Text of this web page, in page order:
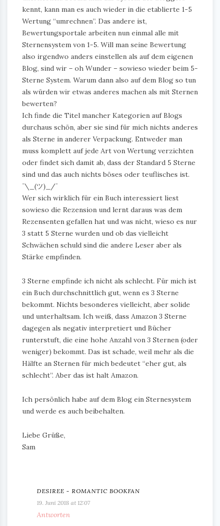
kennt, kann man es auch wieder in die etablierte 1-5
Wertung “umrechnen”. Das andere ist,
Bewertungsportale arbeiten nun einmal alle mit
Sternensystem von 1-5. Will man seine Bewertung
also irgendwo anders einstellen als auf dem eigenen
Blog, sind wir – oh Wunder – sowieso wieder beim 5-
Sterne System. Warum dann also auf dem Blog so tun
als würden wir etwas anderes machen als mit Sternen
bewerten?
Ich finde die Titel mancher Kategorien auf Blogs
durchaus schön, aber sie sind für mich nichts anderes
als Sterne in anderer Verpackung. Entweder man
muss komplett auf jede Art von Wertung verzichten
oder findet sich damit ab, dass der Standard 5 Sterne
sind und das auch nichts böses oder teuflisches ist.
¯\_(ツ)_/¯
Wer sich wirklich für ein Buch interessiert liest
sowieso die Rezension und lernt daraus was dem
Rezensenten gefallen hat und was nicht, wieso es nur
3 statt 5 Sterne wurden und ob das vielleicht
Schwächen schuld sind die andere Leser aber als
Stärke empfinden.
3 Sterne empfinde ich nicht als schlecht. Für mich ist
ein Buch durchschnittlich gut, wenn es 3 Sterne
bekommt. Nichts besonderes vielleicht, aber solide
und unterhaltsam. Ich weiß, dass Amazon 3 Sterne
dagegen als negativ interpretiert und Bücher
runterstuft, die eine hohe Anzahl von 3 Sternen (oder
weniger) bekommt. Das ist schade, weil mehr als die
Hälfte an Sternen für mich bedeutet “eher gut, als
schlecht”. Aber das ist halt Amazon.
Ich persönlich habe auf dem Blog ein Sternesystem
und werde es auch beibehalten.
Liebe Grüße,
Sam
DESIREE - ROMANTIC BOOKFAN
19. Juni 2018 at 12:07
Antworten